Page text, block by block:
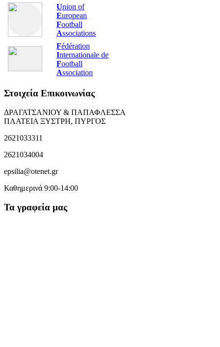
Union of
European
Football
Associations
Fédération
Internationale de
Football
Association
Στοιχεία Επικοινωνίας
ΔΡΑΓΑΤΣΑΝΙΟΥ & ΠΑΠΑΦΛΕΣΣΑ
ΠΛΑΤΕΙΑ ΞΥΣΤΡΗ, ΠΥΡΓΟΣ
2621033311
2621034004
epsilia@otenet.gr
Καθημερινά 9:00-14:00
Τα γραφεία μας